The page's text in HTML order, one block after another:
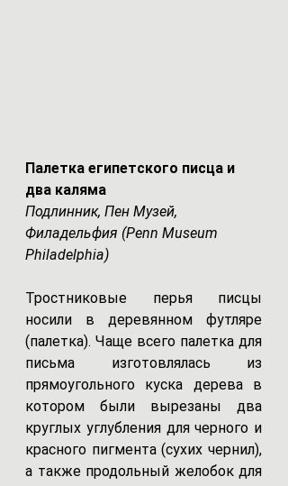
Палетка египетского писца и
два каляма
Подлинник, Пен Музей,
Филадельфия (Penn Museum
Philadelphia)
Тростниковые перья писцы
носили в деревянном футляре
(палетка). Чаще всего палетка для
письма изготовлялась из
прямоугольного куска дерева в
котором были вырезаны два
круглых углубления для черного и
красного пигмента (сухих чернил),
а также продольный желобок для